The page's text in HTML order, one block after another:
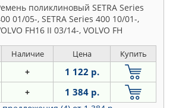
поликлиновый SETRA Series
01/05-, SETRA Series 400 10/01-,
FH16 II 03/14-, VOLVO FH
Наличие Цена Купить
+ 1 122 р.
+ 1 384 р.